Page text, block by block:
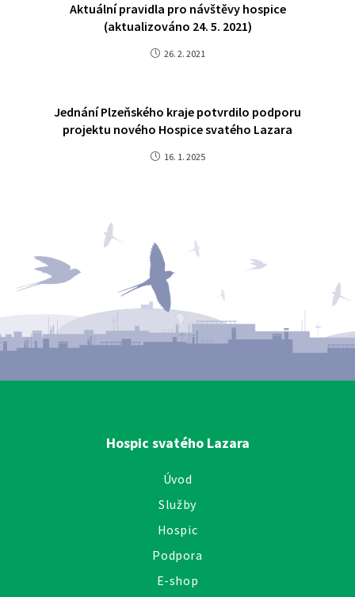
Aktuální pravidla pro návštěvy hospice
(aktualizováno 24. 5. 2021)
26. 2. 2021
Jednání Plzeňského kraje potvrdilo podporu
projektu nového Hospice svatého Lazara
16. 1. 2025
Hospic svatého Lazara
Úvod
Služby
Hospic
Podpora
E-shop